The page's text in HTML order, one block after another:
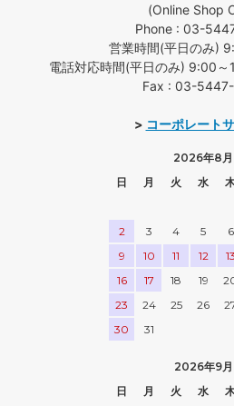
(Online Shop
Phone : 03-
営業時間(平日のみ)
電話対応時間(平日のみ) 9:00
Fax : 03-
> コーポレート
2026年8月
日
月 火 水
2
3 4 5 6
9
10 11 12 13
16
17 18 19
23
24 25 26
30
31
2026年9月
日
月 火 水